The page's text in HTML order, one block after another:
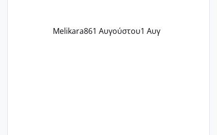
Melikara861 Αυγούστου1 Αυγ